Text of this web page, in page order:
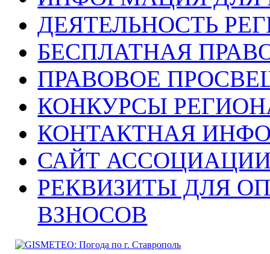
ДЕЯТЕЛЬНОСТЬ
БЕСПЛАТНАЯ
ПРАВОВОЕ
КОНКУРСЫ
КОНТАКТНАЯ
САЙТ
РЕКВИЗИТЫ ДЛЯ
ВЗНОСОВ